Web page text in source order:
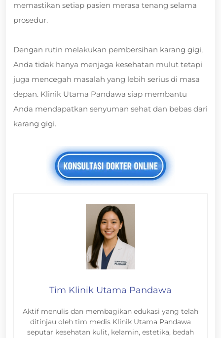
memastikan setiap pasien merasa tenang selama
prosedur.
Dengan rutin melakukan pembersihan karang gigi,
Anda tidak hanya menjaga kesehatan mulut tetapi
juga mencegah masalah yang lebih serius di masa
depan. Klinik Utama Pandawa siap membantu
Anda mendapatkan senyuman sehat dan bebas dari
karang gigi.
Tim Klinik Utama Pandawa
Aktif menulis dan membagikan edukasi yang telah
ditinjau oleh tim medis Klinik Utama Pandawa
seputar kesehatan kulit, kelamin, estetika, bedah